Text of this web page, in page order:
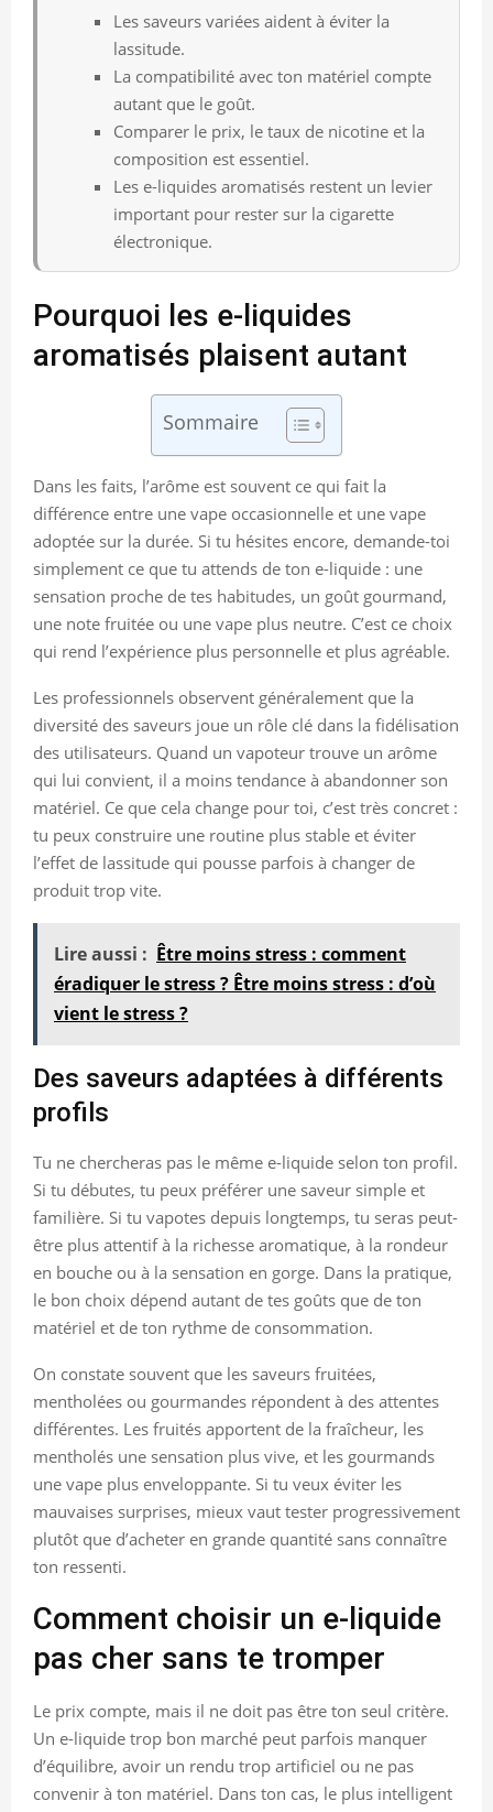
Les saveurs variées aident à éviter la
lassitude.
La compatibilité avec ton matériel compte
autant que le goût.
Comparer le prix, le taux de nicotine et la
composition est essentiel.
Les e-liquides aromatisés restent un levier
important pour rester sur la cigarette
électronique.
Pourquoi les e-liquides
aromatisés plaisent autant
Sommaire
Dans les faits, l’arôme est souvent ce qui fait la
différence entre une vape occasionnelle et une vape
adoptée sur la durée. Si tu hésites encore, demande-toi
simplement ce que tu attends de ton e-liquide : une
sensation proche de tes habitudes, un goût gourmand,
une note fruitée ou une vape plus neutre. C’est ce choix
qui rend l’expérience plus personnelle et plus agréable.
Les professionnels observent généralement que la
diversité des saveurs joue un rôle clé dans la fidélisation
des utilisateurs. Quand un vapoteur trouve un arôme
qui lui convient, il a moins tendance à abandonner son
matériel. Ce que cela change pour toi, c’est très concret :
tu peux construire une routine plus stable et éviter
l’effet de lassitude qui pousse parfois à changer de
produit trop vite.
Lire aussi : Être moins stress : comment
éradiquer le stress ? Être moins stress : d’où
vient le stress ?
Des saveurs adaptées à différents
profils
Tu ne chercheras pas le même e-liquide selon ton profil.
Si tu débutes, tu peux préférer une saveur simple et
familière. Si tu vapotes depuis longtemps, tu seras peut-
être plus attentif à la richesse aromatique, à la rondeur
en bouche ou à la sensation en gorge. Dans la pratique,
le bon choix dépend autant de tes goûts que de ton
matériel et de ton rythme de consommation.
On constate souvent que les saveurs fruitées,
mentholées ou gourmandes répondent à des attentes
différentes. Les fruités apportent de la fraîcheur, les
mentholés une sensation plus vive, et les gourmands
une vape plus enveloppante. Si tu veux éviter les
mauvaises surprises, mieux vaut tester progressivement
plutôt que d’acheter en grande quantité sans connaître
ton ressenti.
Comment choisir un e-liquide
pas cher sans te tromper
Le prix compte, mais il ne doit pas être ton seul critère.
Un e-liquide trop bon marché peut parfois manquer
d’équilibre, avoir un rendu trop artificiel ou ne pas
convenir à ton matériel. Dans ton cas, le plus intelligent